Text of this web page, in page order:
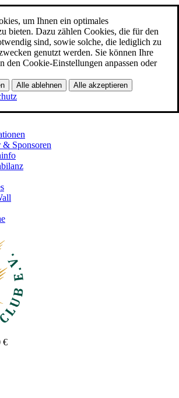
um Ihnen ein optimales
bieten. Dazu zählen Cookies, die für den
sind, sowie solche, die lediglich zu
genutzt werden. Sie können Ihre
den Cookie-Einstellungen anpassen oder
Alle ablehnen Alle akzeptieren
& Sponsoren
€